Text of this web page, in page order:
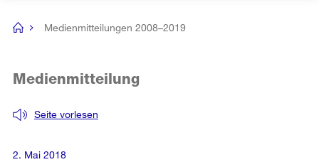
Navigation
[no
Medienmitteilungen 2008–2019
Seite vorlesen
Medienmitteilung
2. Mai 2018